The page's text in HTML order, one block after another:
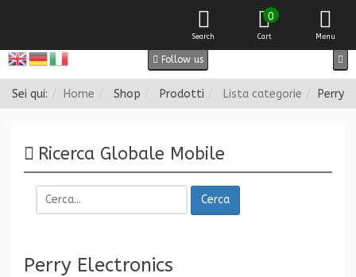
Follow us
Search
0
Cart Menu
Sei qui: Home Shop Prodotti Lista categorie Perry
Ricerca Globale Mobile
Cerca
Perry Electronics